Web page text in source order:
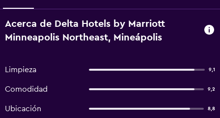
Acerca de Delta Hotels by Marriott
Minneapolis Northeast, Mineápolis
Limpieza 9,1
Comodidad 9,2
Ubicación 8,8